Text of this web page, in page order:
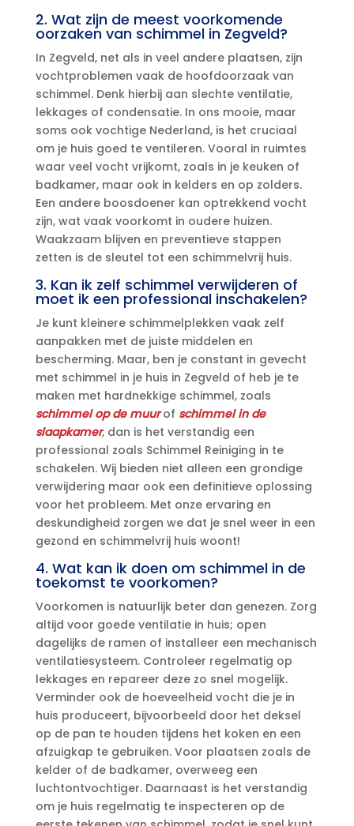
2.​ Wat zijn de meest voorkomende
oorzaken van schimmel in Zegveld?
In Zegveld, net als in veel andere plaatsen, zijn
vochtproblemen vaak de hoofdoorzaak van
schimmel.​ Denk hierbij aan slechte ventilatie,
lekkages of condensatie.​ In ons mooie, maar
soms ook vochtige Nederland, is het cruciaal
om je huis goed te ventileren.​ Vooral in ruimtes
waar veel vocht vrijkomt, zoals in je keuken of
badkamer, maar ook in kelders en op zolders.​
Een andere boosdoener kan optrekkend vocht
zijn, wat vaak voorkomt in oudere huizen.​
Waakzaam blijven en preventieve stappen
zetten is de sleutel tot een schimmelvrij huis.​
3.​ Kan ik zelf schimmel verwijderen of
moet ik een professional inschakelen?
Je kunt kleinere schimmelplekken vaak zelf
aanpakken met de juiste middelen en
bescherming.​ Maar, ben je constant in gevecht
met schimmel in je huis in Zegveld of heb je te
maken met hardnekkige schimmel, zoals
schimmel op de muurof schimmel in de
slaapkamer, dan is het verstandig een
professional zoals Schimmel Reiniging in te
schakelen.​ Wij bieden niet alleen een grondige
verwijdering maar ook een definitieve oplossing
voor het probleem.​ Met onze ervaring en
deskundigheid zorgen we dat je snel weer in een
gezond en schimmelvrij huis woont!
4.​ Wat kan ik doen om schimmel in de
toekomst te voorkomen?
Voorkomen is natuurlijk beter dan genezen.​ Zorg
altijd voor goede ventilatie in huis; open
dagelijks de ramen of installeer een mechanisch
ventilatiesysteem.​ Controleer regelmatig op
lekkages en repareer deze zo snel mogelijk.​
Verminder ook de hoeveelheid vocht die je in
huis produceert, bijvoorbeeld door het deksel
op de pan te houden tijdens het koken en een
afzuigkap te gebruiken.​ Voor plaatsen zoals de
kelder of de badkamer, overweeg een
luchtontvochtiger.​ Daarnaast is het verstandig
om je huis regelmatig te inspecteren op de